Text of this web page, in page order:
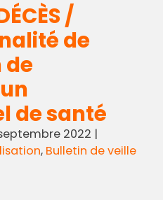
/
de
de
de santé
2022 |
, Bulletin de veille